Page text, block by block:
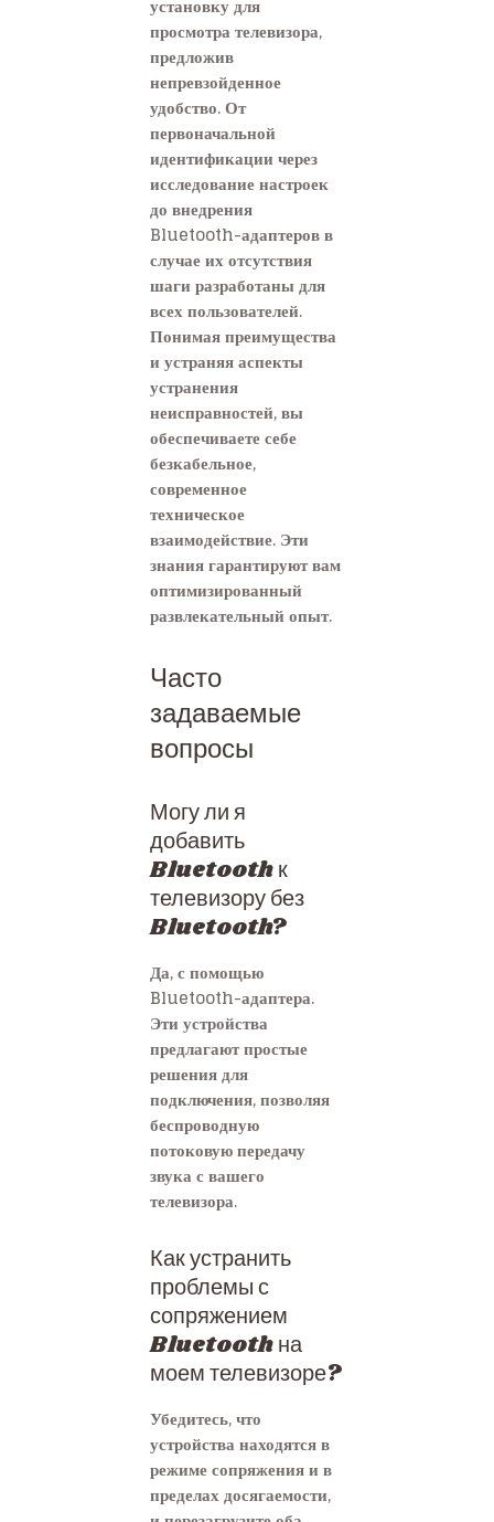
установку для
просмотра телевизора,
предложив
непревзойденное
удобство. От
первоначальной
идентификации через
исследование настроек
до внедрения
Bluetooth-адаптеров в
случае их отсутствия
шаги разработаны для
всех пользователей.
Понимая преимущества
и устраняя аспекты
устранения
неисправностей, вы
обеспечиваете себе
безкабельное,
современное
техническое
взаимодействие. Эти
знания гарантируют вам
оптимизированный
развлекательный опыт.
Часто
задаваемые
вопросы
Могу ли я
добавить
Bluetooth к
телевизору без
Bluetooth?
Да, с помощью
Bluetooth-адаптера.
Эти устройства
предлагают простые
решения для
подключения, позволяя
беспроводную
потоковую передачу
звука с вашего
телевизора.
Как устранить
проблемы с
сопряжением
Bluetooth на
моем телевизоре?
Убедитесь, что
устройства находятся в
режиме сопряжения и в
пределах досягаемости,